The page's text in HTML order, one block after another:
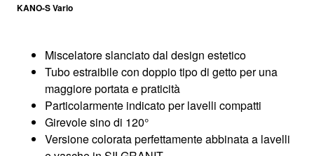
KANO-S Vario
Miscelatore slanciato dal design estetico
Tubo estraibile con doppio tipo di getto per una
maggiore portata e praticità
Particolarmente indicato per lavelli compatti
Girevole sino di 120°
Versione colorata perfettamente abbinata a lavelli